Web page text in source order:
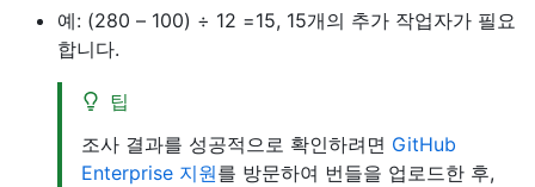
예: (280 – 100) ÷ 12 =15, 15개의 추가 작업자가 필요
합니다.
팁
조사 결과를 성공적으로 확인하려면 GitHub
Enterprise 지원를 방문하여 번들을 업로드한 후,